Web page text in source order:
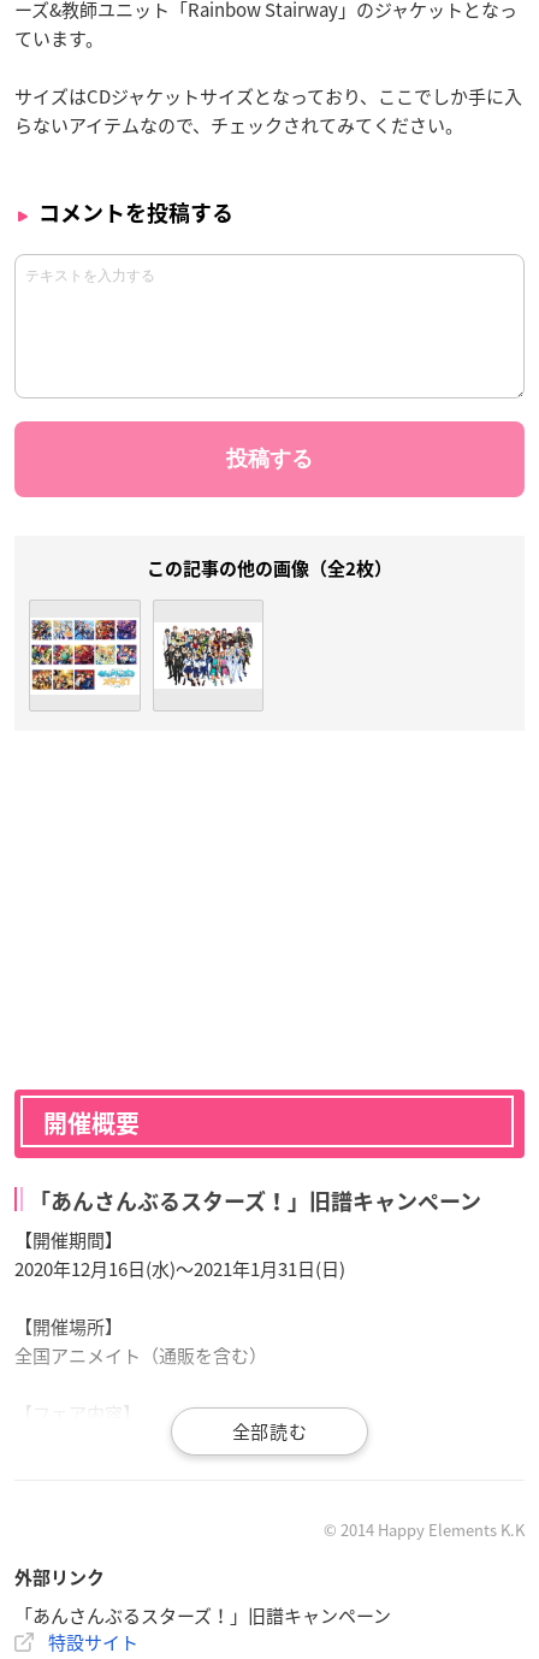
ーズ&教師ユニット「Rainbow Stairway」のジャケットとなっ
ています。
サイズはCDジャケットサイズとなっており、ここでしか手に入
らないアイテムなので、チェックされてみてください。
コメントを投稿する
この記事の他の画像（全2枚）
開催概要
「あんさんぶるスターズ！」旧譜キャンペーン
【開催期間】
2020年12月16日(水)～2021年1月31日(日)
【開催場所】
全国アニメイト（通販を含む）
【フェア内容】
期間中、対象商品をご購入2,000円（税込）ごとにイラストカ
品
※「あんさんぶるスターズ！！」シリーズは対象外となりま
す。
© 2014 Happy Elements K.K
外部リンク
「あんさんぶるスターズ！」旧譜キャンペーン
特設サイト